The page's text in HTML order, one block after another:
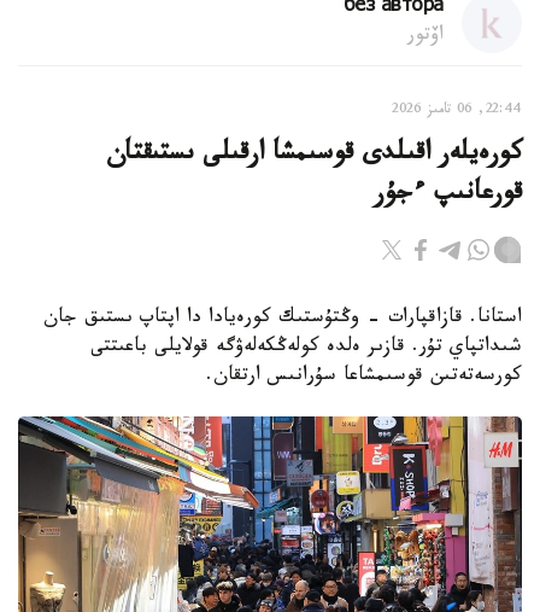
без автора
اۆتور
22:44, 06 تامىز 2026
كورەيلەر اقىلدى قوسىمشا ارقىلى ىستىقتان
قورعانىپ ءجۇر
استانا. قازاقپارات - وڭتۇستىك كورەيادا دا اپتاپ ىستىق جان
شىداتپاي تۇر. قازىر ەلدە كولەڭكەلەۋگە قولايلى باعىتتى
كورسەتەتىن قوسىمشاعا سۇرانىس ارتقان.